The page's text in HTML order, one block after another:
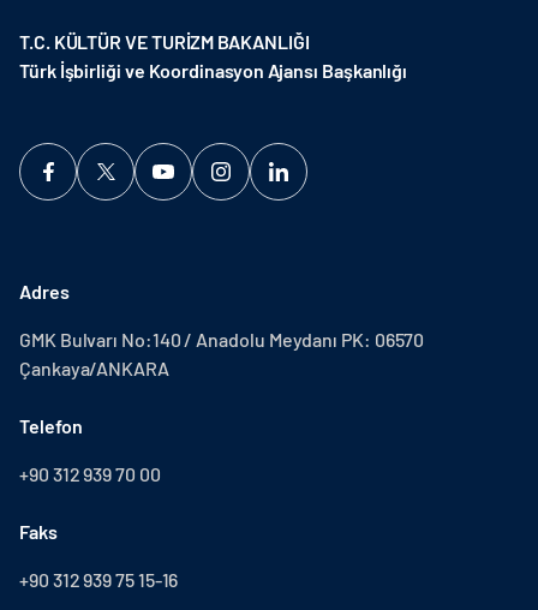
T.C. KÜLTÜR VE TURİZM BAKANLIĞI
Türk İşbirliği ve Koordinasyon Ajansı Başkanlığı
Adres
GMK Bulvarı No:140 / Anadolu Meydanı PK: 06570
Çankaya/ANKARA
Telefon
+90 312 939 70 00
Faks
+90 312 939 75 15-16